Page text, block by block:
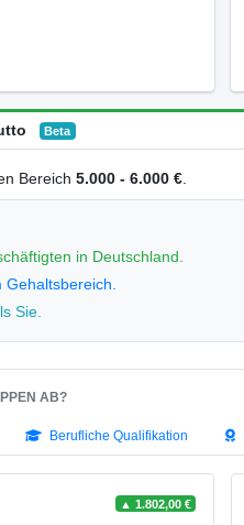
Beta
Bereich5.000 - 6.000 €
in Deutschland.
Sie.
AB?
Berufliche Qualifikation
▲ 1.802,00 €